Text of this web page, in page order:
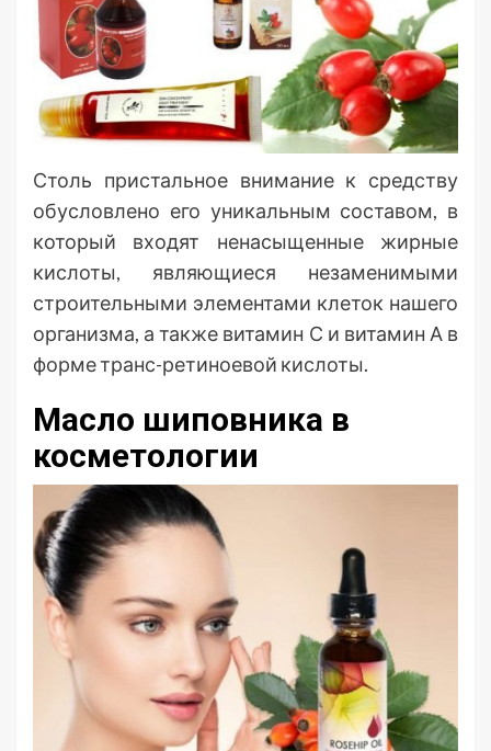
Столь пристальное внимание к средству
обусловлено его уникальным составом, в
который входят ненасыщенные жирные
кислоты, являющиеся незаменимыми
строительными элементами клеток нашего
организма, а также витамин С и витамин А в
форме транс-ретиноевой кислоты.
Масло шиповника в
косметологии